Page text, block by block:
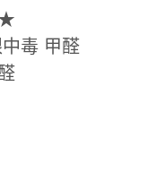
毒 甲醛